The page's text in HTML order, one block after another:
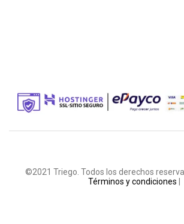
©2021 Triego. Todos los derechos
Términos y condiciones